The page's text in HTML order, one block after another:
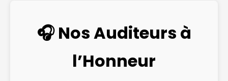
🎧 Nos Auditeurs à
l’Honneur